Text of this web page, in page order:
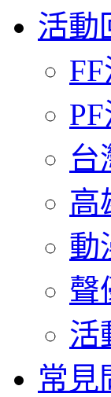
活動
台
高
動
聲
活
常見